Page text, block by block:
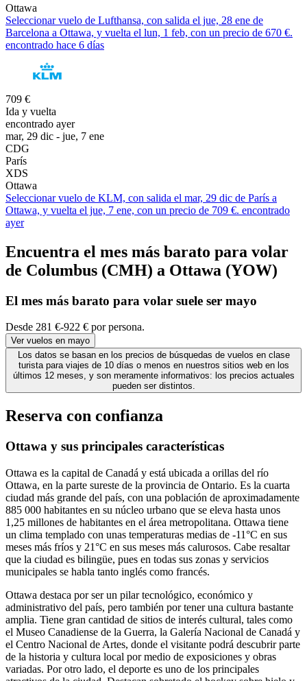
Ottawa
Seleccionar vuelo de Lufthansa, con salida el jue, 28 ene de
Barcelona a Ottawa, y vuelta el lun, 1 feb, con un precio de 670 €.
encontrado hace 6 días
709 €
Ida y vuelta
encontrado ayer
mar, 29 dic - jue, 7 ene
CDG
París
XDS
Ottawa
Seleccionar vuelo de KLM, con salida el mar, 29 dic de París a
Ottawa, y vuelta el jue, 7 ene, con un precio de 709 €. encontrado
ayer
Encuentra el mes más barato para volar
de Columbus (CMH) a Ottawa (YOW)
El mes más barato para volar suele ser mayo
Desde 281 €-922 € por persona.
Ver vuelos en mayo
Los datos se basan en los precios de búsquedas de vuelos en clase
turista para viajes de 10 días o menos en nuestros sitios web en los
últimos 12 meses, y son meramente informativos: los precios actuales
pueden ser distintos.
Reserva con confianza
Ottawa y sus principales características
Ottawa es la capital de Canadá y está ubicada a orillas del río
Ottawa, en la parte sureste de la provincia de Ontario. Es la cuarta
ciudad más grande del país, con una población de aproximadamente
885 000 habitantes en su núcleo urbano que se eleva hasta unos
1,25 millones de habitantes en el área metropolitana. Ottawa tiene
un clima templado con unas temperaturas medias de -11°C en sus
meses más fríos y 21°C en sus meses más calurosos. Cabe resaltar
que la ciudad es bilingüe, pues en todas sus zonas y servicios
municipales se habla tanto inglés como francés.
Ottawa destaca por ser un pilar tecnológico, económico y
administrativo del país, pero también por tener una cultura bastante
amplia. Tiene gran cantidad de sitios de interés cultural, tales como
el Museo Canadiense de la Guerra, la Galería Nacional de Canadá y
el Centro Nacional de Artes, donde el visitante podrá descubrir parte
de la historia y cultura local por medio de exposiciones y obras
variadas. Por otro lado, el deporte es uno de los principales